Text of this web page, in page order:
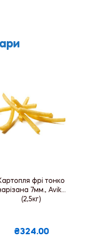
фрі тонко
7мм., Aviko
(2,5кг)
₴324.00